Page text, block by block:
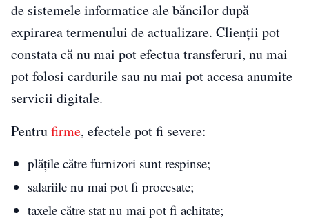
de sistemele informatice ale băncilor după
expirarea termenului de actualizare. Clienții pot
constata că nu mai pot efectua transferuri, nu mai
pot folosi cardurile sau nu mai pot accesa anumite
servicii digitale.
Pentrufirme, efectele pot fi severe:
plățile către furnizori sunt respinse;
salariile nu mai pot fi procesate;
taxele către stat nu mai pot fi achitate;